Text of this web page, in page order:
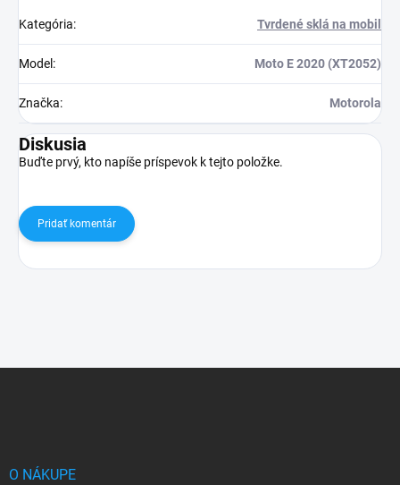
Kategória: Tvrdené sklá na mobil
Model : Moto E 2020 (XT2052)
Značka: Motorola
Diskusia
Buďte prvý, kto napíše príspevok k tejto položke.
Pridať komentár
O NÁKUPE